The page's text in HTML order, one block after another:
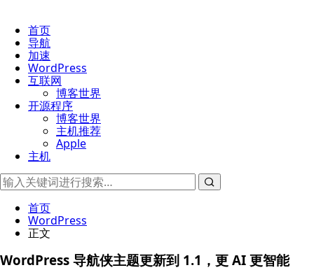
首页
导航
加速
WordPress
互联网
博客世界
开源程序
博客世界
主机推荐
Apple
主机
首页
WordPress
正文
WordPress 导航侠主题更新到 1.1，更 AI 更智能